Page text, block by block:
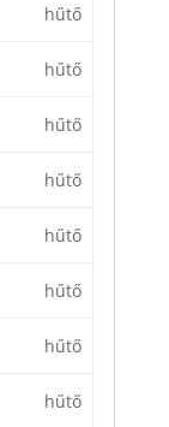
hűtő
hűtő
hűtő
hűtő
hűtő
hűtő
hűtő
hűtő